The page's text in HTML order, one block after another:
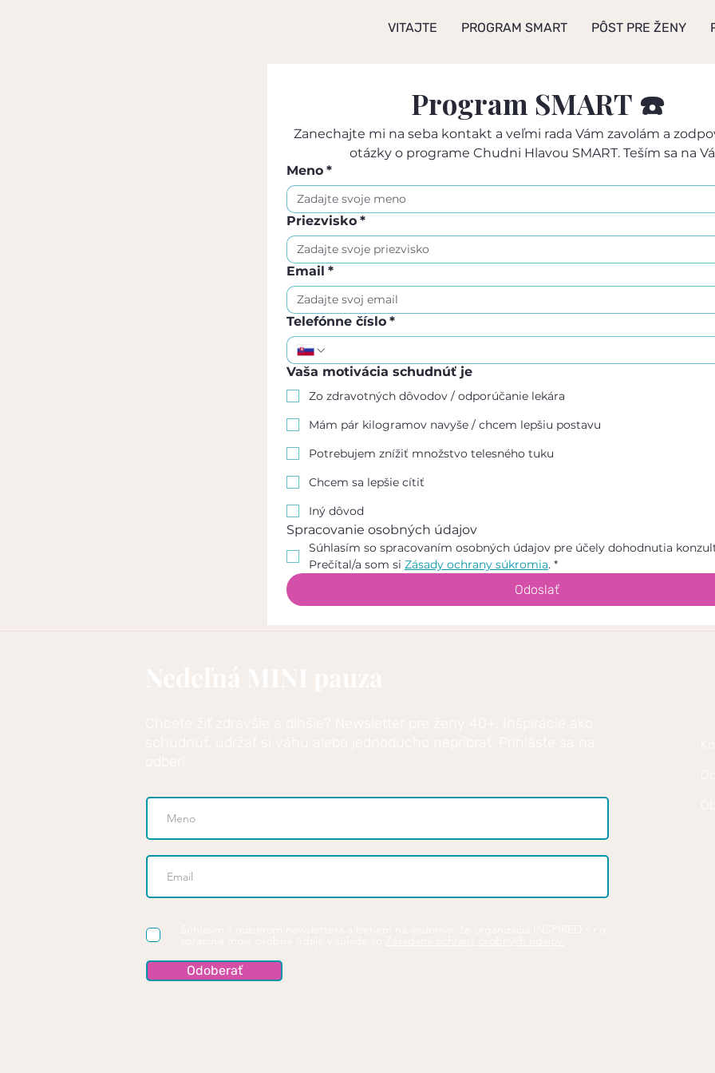
VITAJTE PROGRAM SMART PÔST PRE ŽENY
Program SMART ☎️
Zanechajte mi na seba kontakt a veľmi rada Vám zavolám a
otázky o programe Chudni Hlavou SMART. Teším sa na
Meno *
Priezvisko *
Email *
Telefónne číslo *
Vaša motivácia schudnúť je
Zo zdravotných dôvodov / odporúčanie lekára
Mám pár kilogramov navyše / chcem lepšiu postavu
Potrebujem znížiť množstvo telesného tuku
Chcem sa lepšie cítiť
Iný dôvod
Spracovanie osobných údajov
Súhlasím so spracovaním osobných údajov pre účely dohodnutia
Prečítal/a som si Zásady ochrany súkromia. *
Odoslať
Odoberať